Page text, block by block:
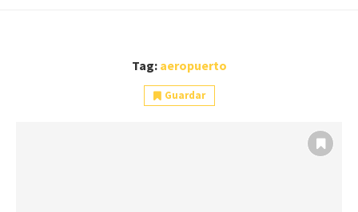
Tag: aeropuerto
Guardar